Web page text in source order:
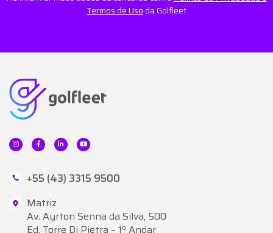
Termos de Usoda Golfleet
+55 (43) 3315 9500
Matriz
Av. Ayrton Senna da Silva, 500
Ed. Torre Di Pietra – 1º Andar